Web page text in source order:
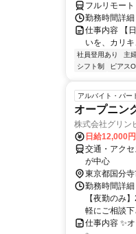
フルリモート
勤務時間詳
仕事内容 【
いを、カリ
社員登用あり 主
シフト制
ピアス
アルバイト・パー
オープニン
株式会社グリン
日給12,000
交通・アク
が中心
東京都国分
勤務時間詳
【夜勤のみ
軽にご相談
仕事内容 ✨